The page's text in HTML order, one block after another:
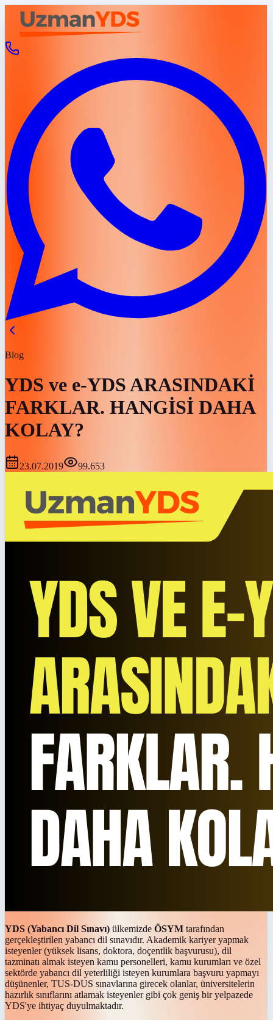
Blog
YDS ve e-YDS ARASINDAKİ
FARKLAR. HANGİSİ DAHA
KOLAY?
23.07.2019 99.653
YDS (Yabancı Dil Sınavı) ülkemizde ÖSYM tarafından
gerçekleştirilen yabancı dil sınavıdır. Akademik kariyer yapmak
isteyenler (yüksek lisans, doktora, doçentlik başvurusu), dil
tazminatı almak isteyen kamu personelleri, kamu kurumları ve özel
sektörde yabancı dil yeterliliği isteyen kurumlara başvuru yapmayı
düşünenler, TUS-DUS sınavlarına girecek olanlar, üniversitelerin
hazırlık sınıflarını atlamak isteyenler gibi çok geniş bir yelpazede
YDS'ye ihtiyaç duyulmaktadır.